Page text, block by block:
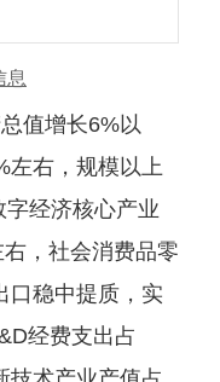
息
值增长6%以
左右，规模以上
经济核心产业
，社会消费品零
口稳中提质，实
经费支出占